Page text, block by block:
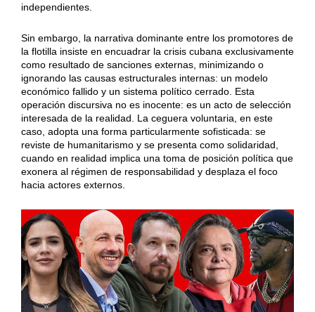
independientes.
Sin embargo, la narrativa dominante entre los promotores de
la flotilla insiste en encuadrar la crisis cubana exclusivamente
como resultado de sanciones externas, minimizando o
ignorando las causas estructurales internas: un modelo
económico fallido y un sistema político cerrado. Esta
operación discursiva no es inocente: es un acto de selección
interesada de la realidad. La ceguera voluntaria, en este
caso, adopta una forma particularmente sofisticada: se
reviste de humanitarismo y se presenta como solidaridad,
cuando en realidad implica una toma de posición política que
exonera al régimen de responsabilidad y desplaza el foco
hacia actores externos.